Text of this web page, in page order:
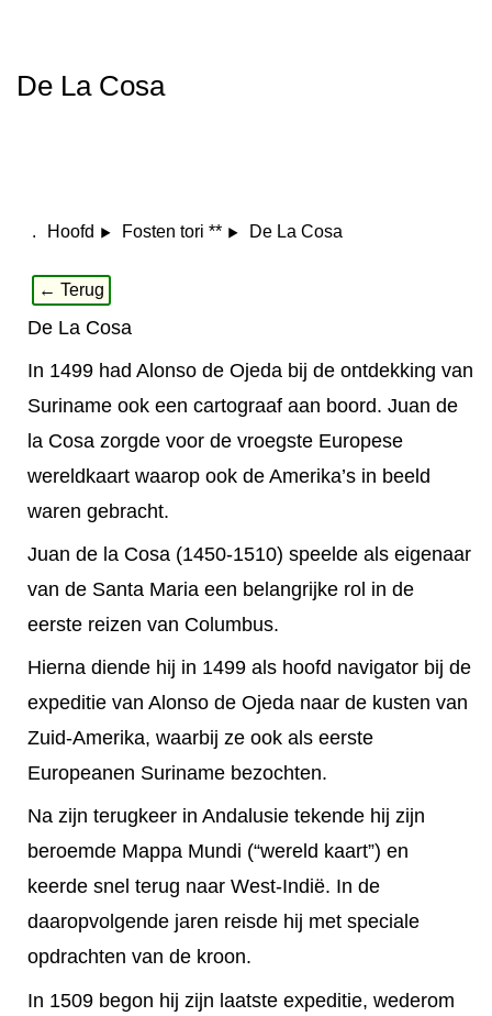
De La Cosa
. Hoofd Fosten tori ** De La Cosa
← Terug
De La Cosa
In 1499 had Alonso de Ojeda bij de ontdekking van
Suriname ook een cartograaf aan boord. Juan de
la Cosa zorgde voor de vroegste Europese
wereldkaart waarop ook de Amerika’s in beeld
waren gebracht.
Juan de la Cosa (1450-1510) speelde als eigenaar
van de Santa Maria een belangrijke rol in de
eerste reizen van Columbus.
Hierna diende hij in 1499 als hoofd navigator bij de
expeditie van Alonso de Ojeda naar de kusten van
Zuid-Amerika, waarbij ze ook als eerste
Europeanen Suriname bezochten.
Na zijn terugkeer in Andalusie tekende hij zijn
beroemde Mappa Mundi (“wereld kaart”) en
keerde snel terug naar West-Indië. In de
daaropvolgende jaren reisde hij met speciale
opdrachten van de kroon.
In 1509 begon hij zijn laatste expeditie, wederom